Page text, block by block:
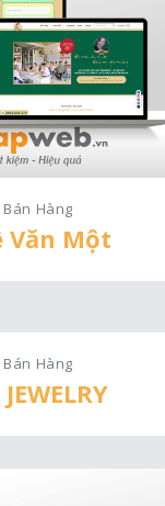
Hàng
Văn Một
Hàng